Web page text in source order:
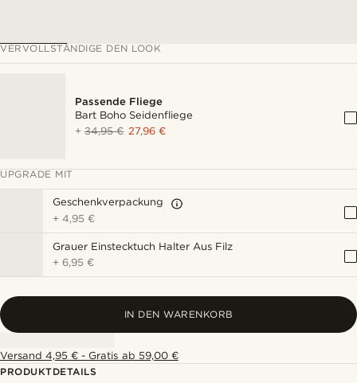
VERVOLLSTÄNDIGE DEN LOOK
Passende Fliege
Bart Boho Seidenfliege
+34,95 € 27,96 €
UPGRADE MIT
Geschenkverpackung
+4,95 €
Grauer Einstecktuch Halter Aus Filz
+6,95 €
IN DEN WARENKORB
Versand 4,95 € - Gratis ab 59,00 €
PRODUKTDETAILS